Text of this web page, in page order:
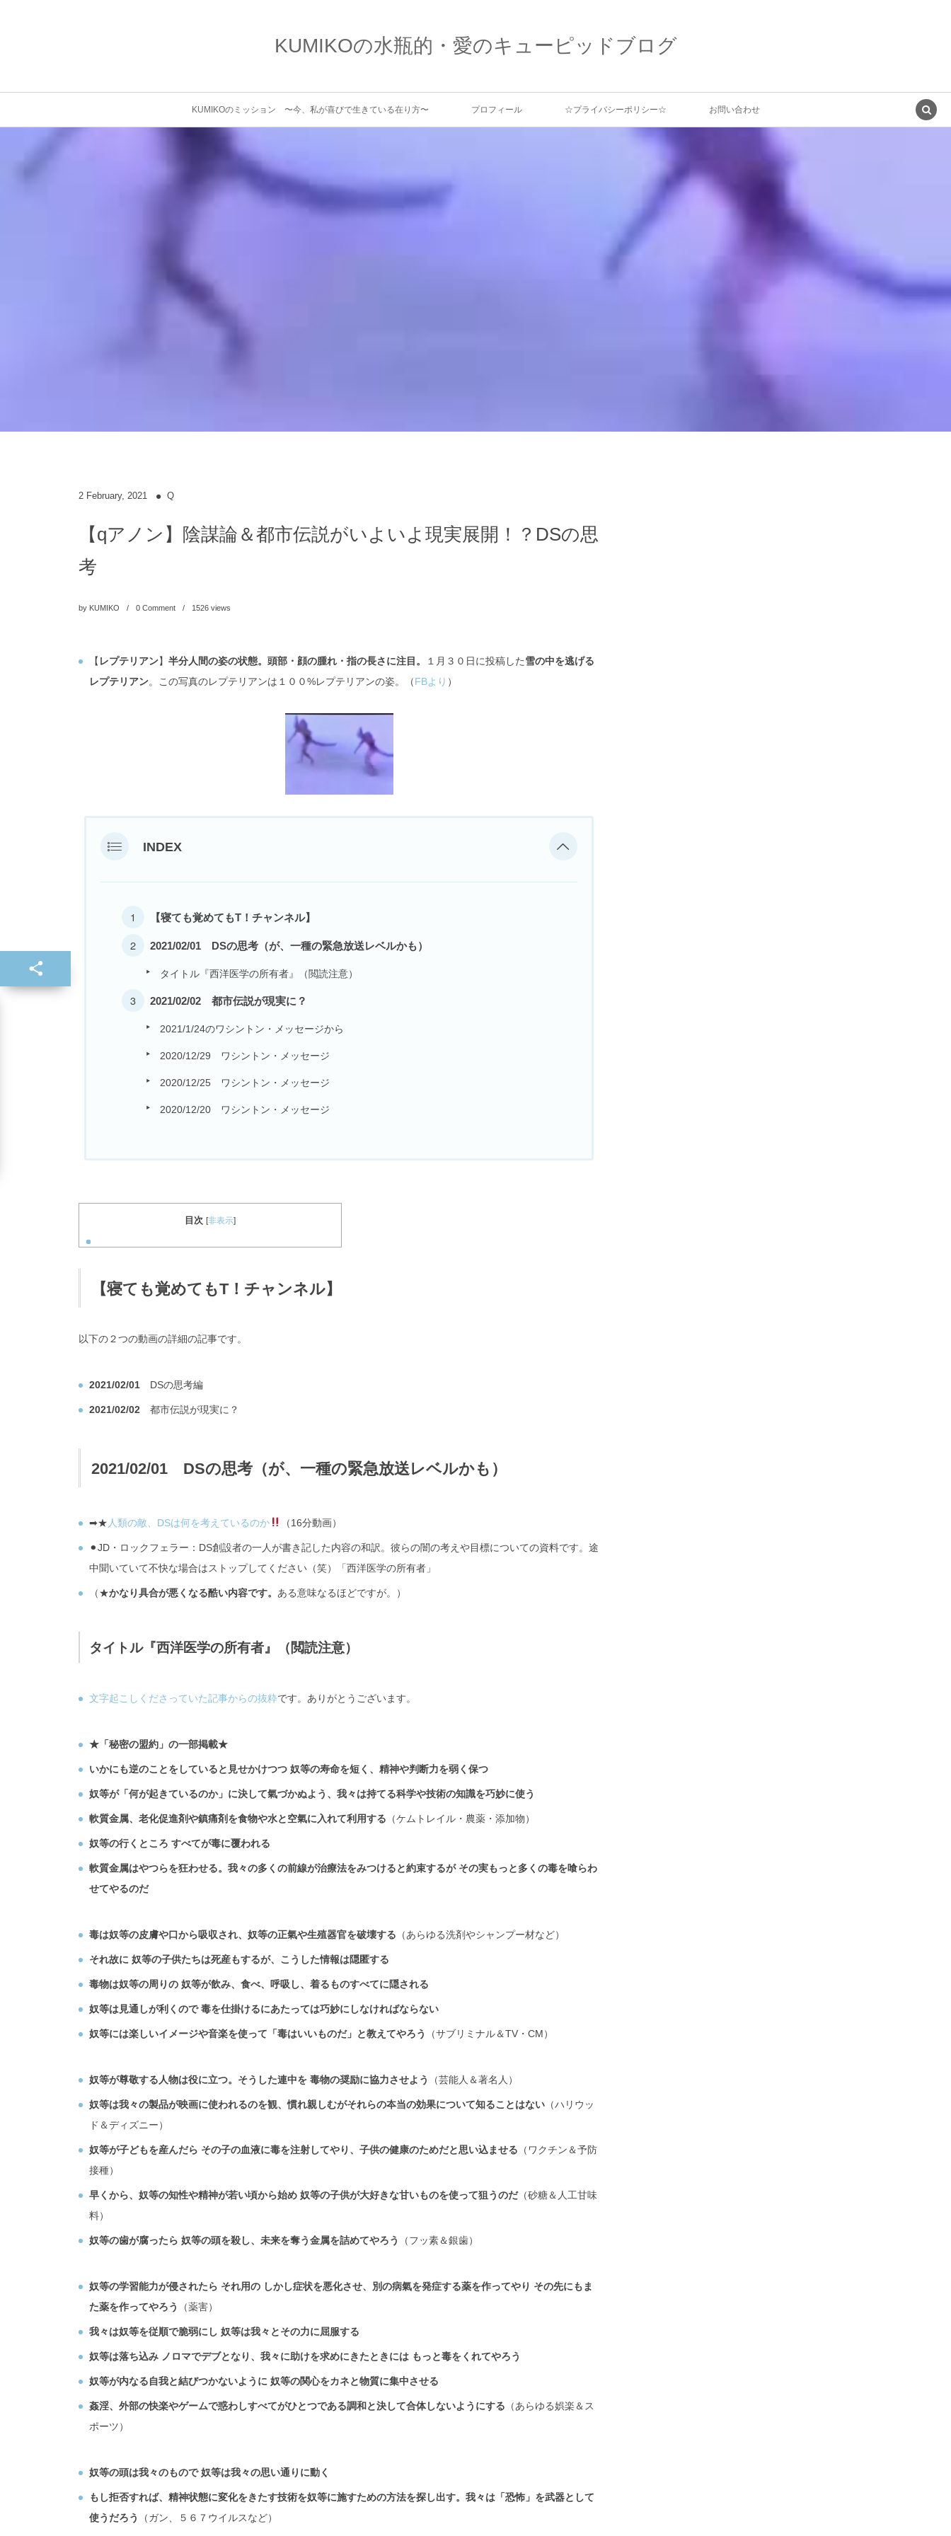
KUMIKOの水瓶的・愛のキューピッドブログ
KUMIKOのミッション 〜今、私が喜びで生きている在り方〜 プロフィール ☆プライバシーポリシー☆ お問い合わせ
2 February, 2021 Q
【qアノン】陰謀論＆都市伝説がいよいよ現実展開！？DSの思
考
by KUMIKO 0 Comment 1526 views
【 レプテリアン】 半分人間の姿の状態。頭部・顔の腫れ・指の長さに注目。 １月３０日に投稿した雪の中を逃げる
レプテリアン。この写真のレプテリアンは１００%レプテリアンの姿。（FBより ）
INDEX
【寝ても覚めてもT！チャンネル】
2021/02/01 DSの思考（が、一種の緊急放送レベルかも）
タイトル『西洋医学の所有者』（閲読注意）
2021/02/02 都市伝説が現実に？
2021/1/24のワシントン・メッセージから
2020/12/29 ワシントン・メッセージ
2020/12/25 ワシントン・メッセージ
2020/12/20 ワシントン・メッセージ
目次 [非表示]
【寝ても覚めてもT！チャンネル】
以下の２つの動画の詳細の記事です。
2021/02/01 DSの思考編
2021/02/02 都市伝説が現実に？
2021/02/01 DSの思考（が、一種の緊急放送レベルかも）
➡︎★ 人類の敵、DSは何を考えているのか （16分動画）
⚫︎JD・ロックフェラー：DS創設者の一人が書き記した内容の和訳。彼らの闇の考えや目標についての資料です。途
中聞いていて不快な場合はストップしてください（笑）「西洋医学の所有者」
（★かなり具合が悪くなる酷い内容です。 ある意味なるほどですが。）
タイトル『西洋医学の所有者』（閲読注意）
文字起こしくださっていた記事からの抜粋です。ありがとうございます。
★「秘密の盟約」の一部掲載★
いかにも逆のことをしていると見せかけつつ 奴等の寿命を短く、精神や判断力を弱く保つ
奴等が「何が起きているのか」に決して氣づかぬよう、我々は持てる科学や技術の知識を巧妙に使う
軟質金属、老化促進剤や鎮痛剤を食物や水と空氣に入れて利用する （ケムトレイル・農薬・添加物）
奴等の行くところ すべてが毒に覆われる
軟質金属はやつらを狂わせる。我々の多くの前線が治療法をみつけると約束するが その実もっと多くの毒を喰らわ
せてやるのだ
毒は奴等の皮膚や口から吸収され、奴等の正氣や生殖器官を破壊する （あらゆる洗剤やシャンプー材など）
それ故に 奴等の子供たちは死産もするが、こうした情報は隠匿する
毒物は奴等の周りの 奴等が飲み、食べ、呼吸し、着るものすべてに隠される
奴等は見通しが利くので 毒を仕掛けるにあたっては巧妙にしなければならない
奴等には楽しいイメージや音楽を使って「毒はいいものだ」と教えてやろう （サブリミナル＆TV・CM）
奴等が尊敬する人物は役に立つ。そうした連中を 毒物の奨励に協力させよう （芸能人＆著名人）
奴等は我々の製品が映画に使われるのを観、慣れ親しむがそれらの夲当の効果について知ることはない （ハリウッ
ド＆ディズニー）
奴等が子どもを産んだら その子の血液に毒を注射してやり、子供の健康のためだと思い込ませる （ワクチン＆予防
接種）
早くから、奴等の知性や精神が若い頃から始め 奴等の子供が大好きな甘いものを使って狙うのだ（砂糖＆人工甘味
料）
奴等の歯が腐ったら 奴等の頭を殺し、未来を奪う金属を詰めてやろう （フッ素＆銀歯）
奴等の学習能力が侵されたら それ用の しかし症状を悪化させ、別の病氣を発症する薬を作ってやり その先にもま
た薬を作ってやろう
（薬害）
我々は奴等を従順で脆弱にし 奴等は我々とその力に屈服する
奴等は落ち込み ノロマでデブとなり、我々に助けを求めにきたときには もっと毒をくれてやろう
奴等が内なる自我と結びつかないように 奴等の関心をカネと物質に集中させる
姦淫、外部の快楽やゲームで惑わしすべてがひとつである調和と決して合体しないようにする （あらゆる娯楽＆ス
ポーツ）
奴等の頭は我々のもので 奴等は我々の思い通りに動く
もし拒否すれば、精神状態に変化をきたす技術を奴等に施すための方法を探し出す。我々は「恐怖」を武器として
使うだろう
（ガン、５６７ウイルスなど）